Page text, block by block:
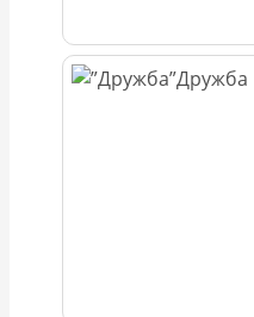
Дружба